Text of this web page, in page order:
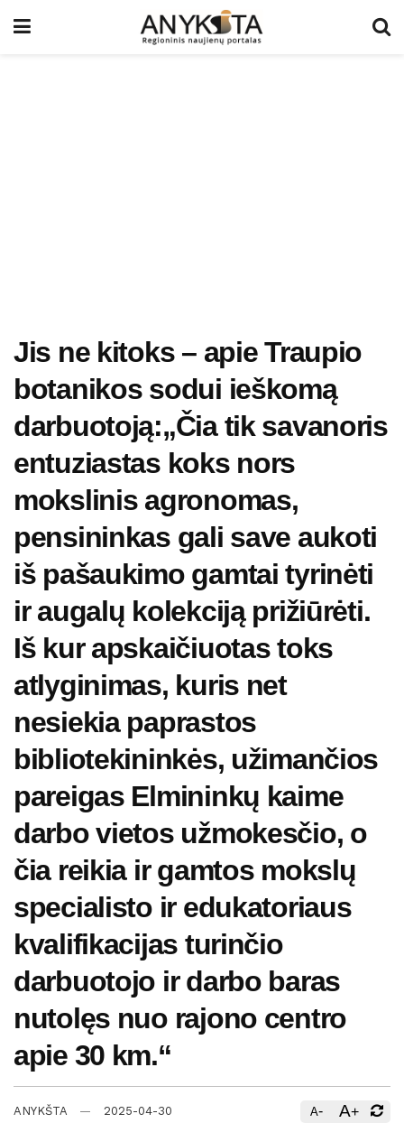
Jis ne kitoks – apie Traupio
botanikos sodui ieškomą
darbuotoją:„Čia tik savanoris
entuziastas koks nors
mokslinis agronomas,
pensininkas gali save aukoti
iš pašaukimo gamtai tyrinėti
ir augalų kolekciją prižiūrėti.
Iš kur apskaičiuotas toks
atlyginimas, kuris net
nesiekia paprastos
bibliotekininkės, užimančios
pareigas Elmininkų kaime
darbo vietos užmokesčio, o
čia reikia ir gamtos mokslų
specialisto ir edukatoriaus
kvalifikacijas turinčio
darbuotojo ir darbo baras
nutolęs nuo rajono centro
apie 30 km.“
ANYKŠTA 2025-04-30 A- A+